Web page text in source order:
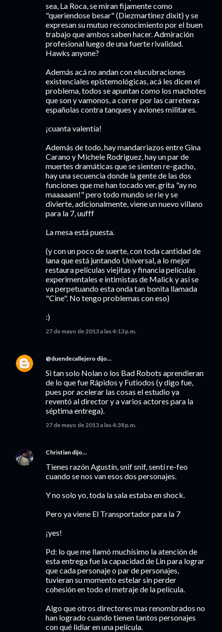
sea, La Roca, se miran fijamente como
"queriendose besar" (Diezmartinez dixit) y se
expresan su mutuo reconocimiento por el buen
trabajo que ambos saben hacer. Admiración
profesional luego de una fuerte rivalidad.
Hawks anyone?
Además acá no andan con elucubraciones
existenciales epistemológicas, acá les dicen el
problema, todos se apuntan como los machotes
que son y vamonos, a correr por las carreteras
españolas contra tanques y aviones militares.
¡cuanta valentía!
Además de todo, hay mandarriazos entre Gina
Carano y Michele Rodriguez, hay un par de
muertes dramáticas que se sienten re-gacho,
hay una secuencia donde la gente de las dos
funciones que me han tocado ver, grita "ay no
maaaaam!" pero todo mundo se rie y se
divierte, adicionalmente, viene un nuevo villano
para la 7, uufff
La mesa está puesta.
(y con un poco de suerte, con toda cantidad de
lana que está juntando Universal, a lo mejor
restaura películas viejitas y financia películas
experimentales e intimistas de Malick y así se
va perpetuando esta onda tan bonita llamada
"Cine". No tengo problemas con eso)
:)
27 de mayo de 2013 a las 4:13 p.m.
@duendecallejero dijo…
Si tan solo Nolan o los Bad Robots aprendieran
de lo que fue Rápidos y Futiodos (y digo fue,
pues por acelerar las cosas el estudio ya
reventó al director y a varios actores para la
séptima entrega).
27 de mayo de 2013 a las 4:38 p.m.
Christian dijo…
Tienes razón Agustín, snif snif, sentí re-feo
cuando se nos van esos dos personajes.
Y no solo yo, toda la sala estaba en shock.
Pero ya viene El Transportador para la 7
¡yes!
Pd: lo que me llamó muchísimo la atención de
esta entrega fue la capacidad de Lin para lograr
que cada personaje o par de personajes,
tuvieran su momento estelar sin perder
cohesión en todo el metraje de la película.
Algo que otros directores mas renombrados no
han logrado cuando tienen tantos personajes
con qué lidiar en una película.